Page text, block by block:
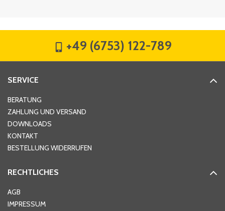
Hausnummer
Ort*
+49 (6753) 122-789
SERVICE
BERATUNG
ZAHLUNG UND VERSAND
DOWNLOADS
KONTAKT
BESTELLUNG WIDERRUFEN
RECHTLICHES
AGB
IMPRESSUM